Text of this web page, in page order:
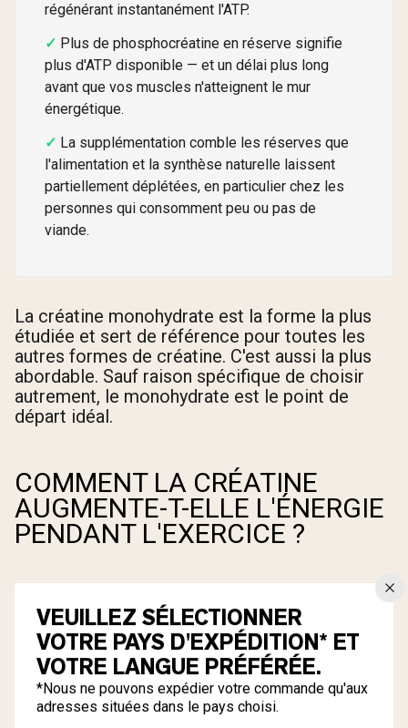
régénérant instantanément l'ATP.
Plus de phosphocréatine en réserve signifie
plus d'ATP disponible — et un délai plus long
avant que vos muscles n'atteignent le mur
énergétique.
La supplémentation comble les réserves que
l'alimentation et la synthèse naturelle laissent
partiellement déplétées, en particulier chez les
personnes qui consomment peu ou pas de
viande.
La créatine monohydrate est la forme la plus
étudiée et sert de référence pour toutes les
autres formes de créatine. C'est aussi la plus
abordable. Sauf raison spécifique de choisir
autrement, le monohydrate est le point de
départ idéal.
COMMENT LA CRÉATINE
AUGMENTE-T-ELLE L'ÉNERGIE
PENDANT L'EXERCICE ?
VEUILLEZ SÉLECTIONNER
VOTRE PAYS D'EXPÉDITION* ET
VOTRE LANGUE PRÉFÉRÉE.
*Nous ne pouvons expédier votre commande qu'aux
adresses situées dans le pays choisi.